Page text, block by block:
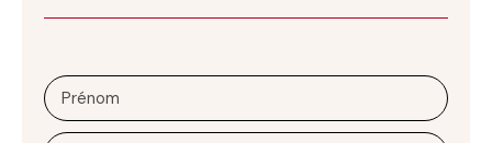
Prénom